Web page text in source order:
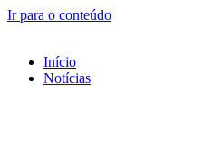
Ir para o conteúdo
Início
Notícias